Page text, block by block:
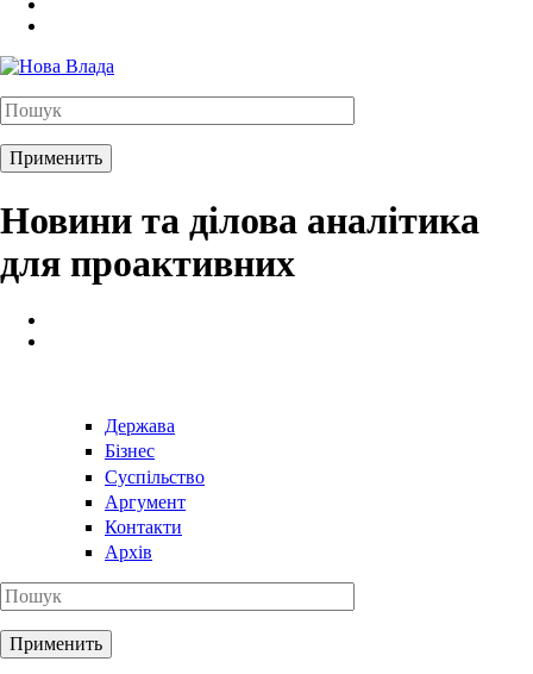
Новини та ділова аналітика
для проактивних
Держава
Бізнес
Суспільство
Аргумент
Контакти
Архів